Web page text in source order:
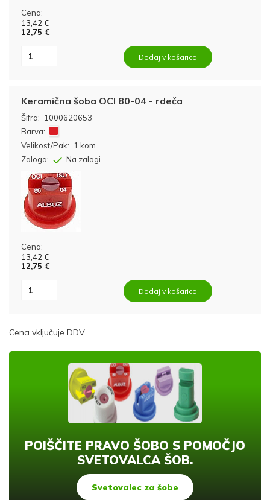
Cena:
13,42 €
12,75 €
Dodaj v košarico
Šifra: 1000620653
Keramična šoba OCI 80-04 - rdeča
Barva:
Velikost/Pak:
1 kom
Zaloga:
Na zalogi
Cena:
13,42 €
12,75 €
Dodaj v košarico
Cena vključuje DDV
POIŠČITE PRAVO ŠOBO S POMOČJO
SVETOVALCA ŠOB.
Svetovalec za šobe